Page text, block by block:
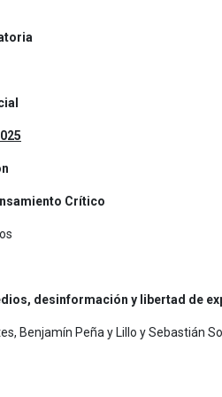
Crítico
desinformación y libertad de
Benjamín Peña y Lillo y Sebastián